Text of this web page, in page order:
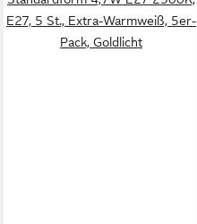
E27, 5 St., Extra-Warmweiß, 5er-
Pack, Goldlicht